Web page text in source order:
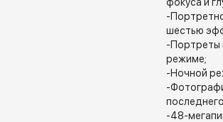
-
шестью
-Портреты
режиме;
-Ночной
-
-48-